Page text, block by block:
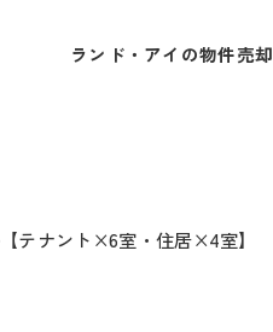
ランド・アイの物件売却
テナント×6室・住居×4室】